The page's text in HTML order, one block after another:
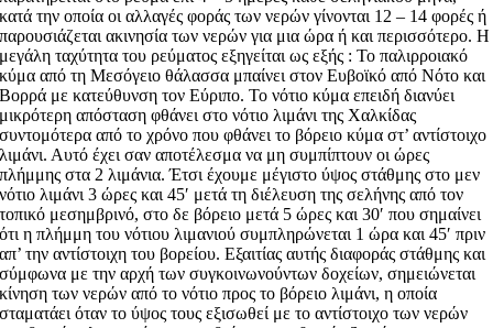
κατά την οποία οι αλλαγές φοράς των νερών γίνονται 12 – 14 φορές ή
παρουσιάζεται ακινησία των νερών για μια ώρα ή και περισσότερο. Η
μεγάλη ταχύτητα του ρεύματος εξηγείται ως εξής : Το παλιρροιακό
κύμα από τη Μεσόγειο θάλασσα μπαίνει στον Ευβοϊκό από Νότο και
Βορρά με κατεύθυνση τον Εύριπο. Το νότιο κύμα επειδή διανύει
μικρότερη απόσταση φθάνει στο νότιο λιμάνι της Χαλκίδας
συντομότερα από το χρόνο που φθάνει το βόρειο κύμα στ’ αντίστοιχο
λιμάνι. Αυτό έχει σαν αποτέλεσμα να μη συμπίπτουν οι ώρες
πλήμμης στα 2 λιμάνια. Έτσι έχουμε μέγιστο ύψος στάθμης στο μεν
νότιο λιμάνι 3 ώρες και 45′ μετά τη διέλευση της σελήνης από τον
τοπικό μεσημβρινό, στο δε βόρειο μετά 5 ώρες και 30′ που σημαίνει
ότι η πλήμμη του νότιου λιμανιού συμπληρώνεται 1 ώρα και 45′ πριν
απ’ την αντίστοιχη του βορείου. Εξαιτίας αυτής διαφοράς στάθμης και
σύμφωνα με την αρχή των συγκοινωνούντων δοχείων, σημειώνεται
κίνηση των νερών από το νότιο προς το βόρειο λιμάνι, η οποία
σταματάει όταν το ύψος τους εξισωθεί με το αντίστοιχο των νερών